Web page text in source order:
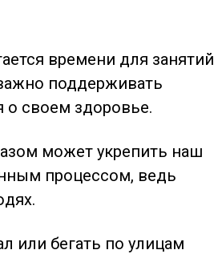
времени для занятий
поддерживать
о своем здоровье.
может укрепить наш
процессом, ведь
или бегать по улицам